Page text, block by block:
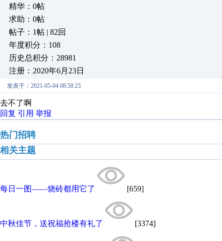
精华：0帖
求助：0帖
帖子：1帖 | 82回
年度积分：108
历史总积分：28981
注册：2020年6月23日
发表于：2021-05-04 08:58:23
去不了啊
回复 引用 举报
热门招聘
相关主题
每日一图——烧砖都用它了 [659]
中秋佳节，送祝福抢楼有礼了 [3374]